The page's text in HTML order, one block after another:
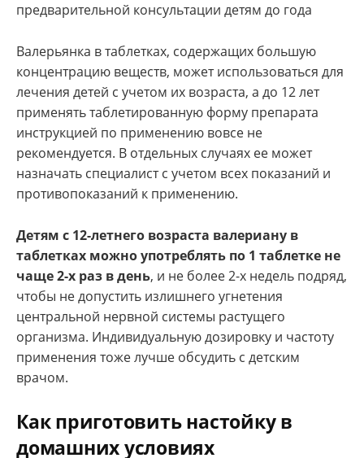
предварительной консультации детям до года
Валерьянка в таблетках, содержащих большую
концентрацию веществ, может использоваться для
лечения детей с учетом их возраста, а до 12 лет
применять таблетированную форму препарата
инструкцией по применению вовсе не
рекомендуется. В отдельных случаях ее может
назначать специалист с учетом всех показаний и
противопоказаний к применению.
Детям с 12-летнего возраста валериану в
таблетках можно употреблять по 1 таблетке не
чаще 2-х раз в день, и не более 2-х недель подряд,
чтобы не допустить излишнего угнетения
центральной нервной системы растущего
организма. Индивидуальную дозировку и частоту
применения тоже лучше обсудить с детским
врачом.
Как приготовить настойку в
домашних условиях